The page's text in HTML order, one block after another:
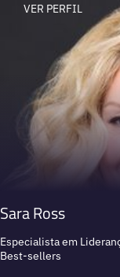
VER PERFIL
Sara Ross
Especialista em
Best-sellers